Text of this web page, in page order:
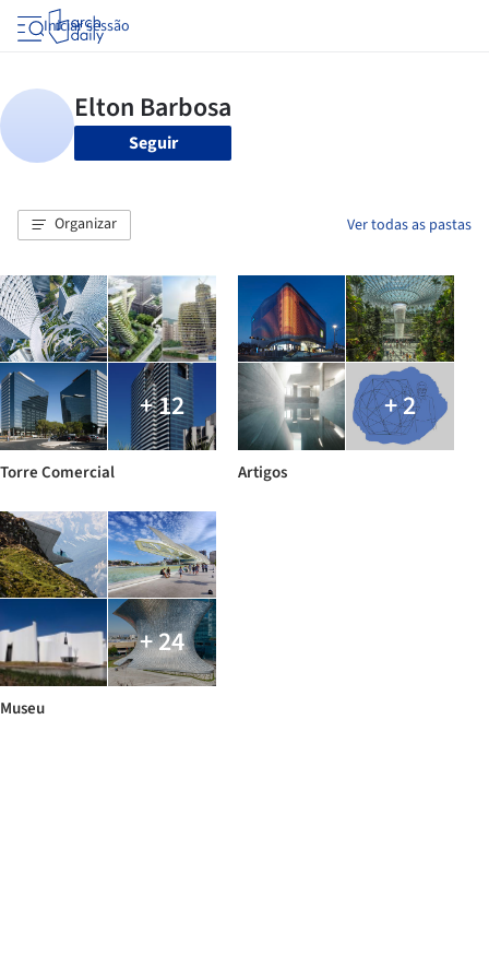
Iniciar sessão
Seguir
Organizar Ver todas as pastas
+ 12
Torre Comercial
+ 2
Artigos
+ 24
Museu